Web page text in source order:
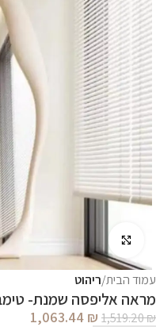
עמוד הבית ריהוט
מראה אליפסה שמנת-
1,519.20₪
1,063.44 ₪